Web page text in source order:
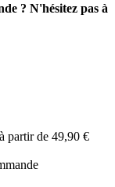
? N'hésitez pas à
à partir de 49,90 €